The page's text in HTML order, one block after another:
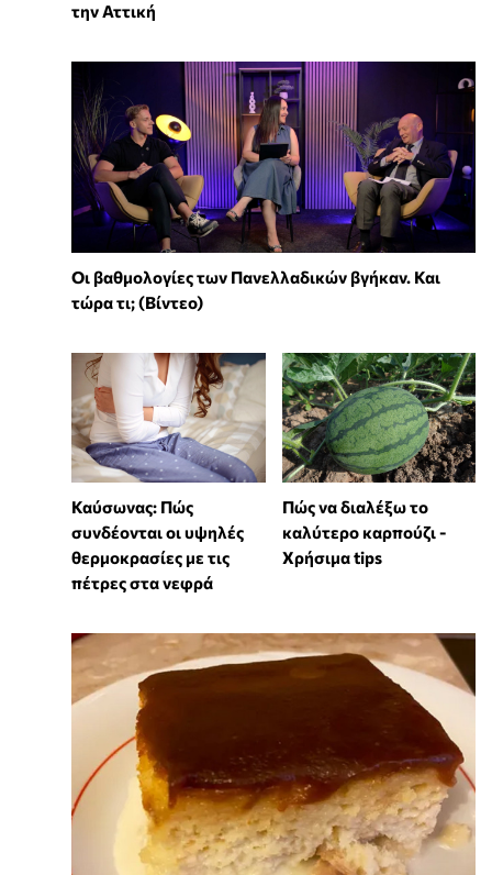
την Αττική
Οι βαθμολογίες των Πανελλαδικών βγήκαν. Και
τώρα τι; (Βίντεο)
Καύσωνας: Πώς
συνδέονται οι υψηλές
θερμοκρασίες με τις
πέτρες στα νεφρά
Πώς να διαλέξω το
καλύτερο καρπούζι -
Χρήσιμα tips